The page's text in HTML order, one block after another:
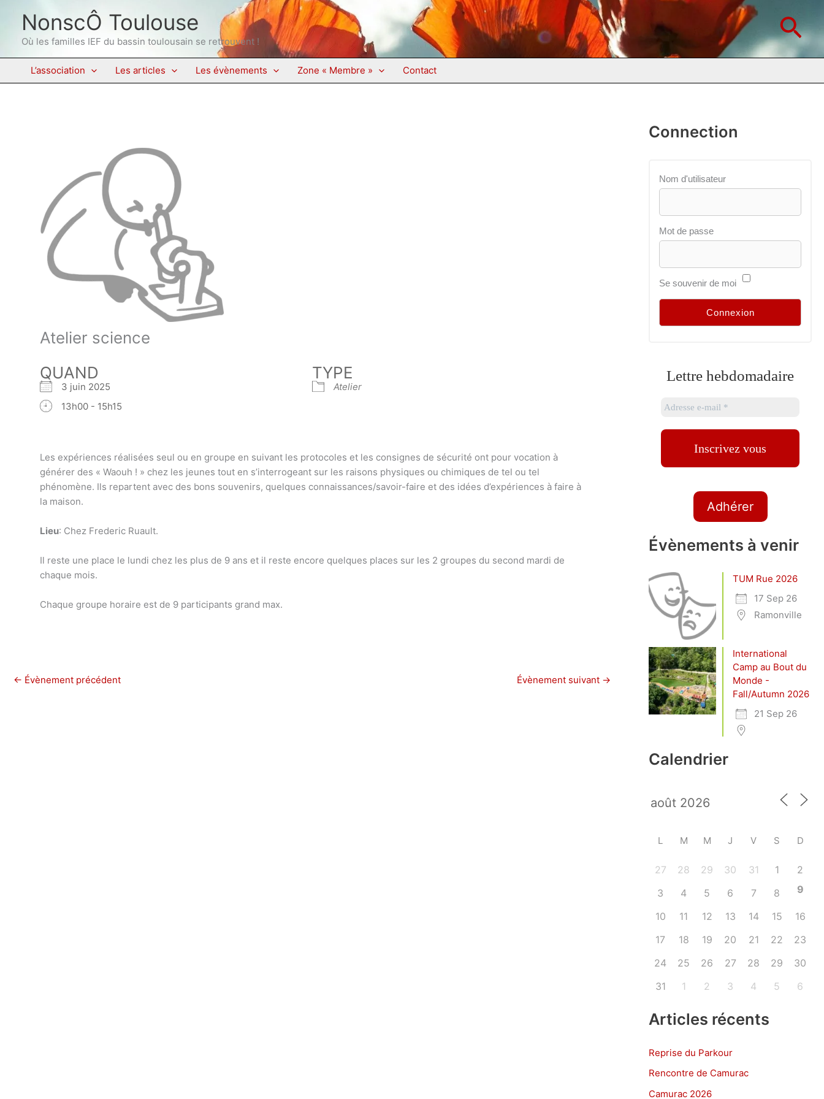
contenu
NonscÔ Toulouse
Où les familles IEF du bassin toulousain se retrouvent !
L’association Les articles Les évènements Zone « Membre » Contact
Atelier science
QUAND
3 juin 2025
13h00 - 15h15
TYPE
Atelier
Les expériences réalisées seul ou en groupe en suivant les protocoles et les consignes de sécurité ont pour vocation à
générer des « Waouh ! » chez les jeunes tout en s’interrogeant sur les raisons physiques ou chimiques de tel ou tel
phénomène. Ils repartent avec des bons souvenirs, quelques connaissances/savoir-faire et des idées d’expériences à faire à
la maison.
Lieu: Chez Frederic Ruault.
Il reste une place le lundi chez les plus de 9 ans et il reste encore quelques places sur les 2 groupes du second mardi de
chaque mois.
Chaque groupe horaire est de 9 participants grand max.
← Évènement précédent Évènement suivant →
Connection
Nom d'utilisateur
Mot de passe
Se souvenir de moi
Lettre hebdomadaire
Adhérer
Évènements à venir
TUM Rue 2026
17 Sep 26
Ramonville
International
Camp au Bout du
Monde -
Fall/Autumn 2026
21 Sep 26
Calendrier
L M M J V S D
27 28 29 30 31 1
2
3
4 5 6 7 8 9
10 11 12 13 14 15
16
17
18 19 20 21 22
23
24
25 26 27 28 29
30
31
1 2 3 4 5 6
Articles récents
Reprise du Parkour
Rencontre de Camurac
Camurac 2026